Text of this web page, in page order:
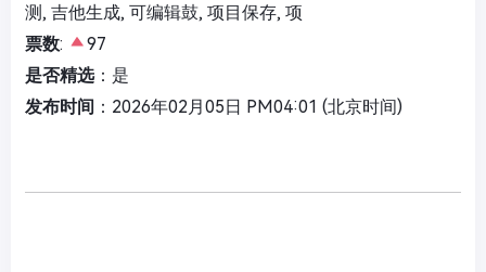
测, 吉他生成, 可编辑鼓, 项目保存, 项
票数:
97
是否精选：是
发布时间 ：2026年02月05日 PM04:01 (北京时间)